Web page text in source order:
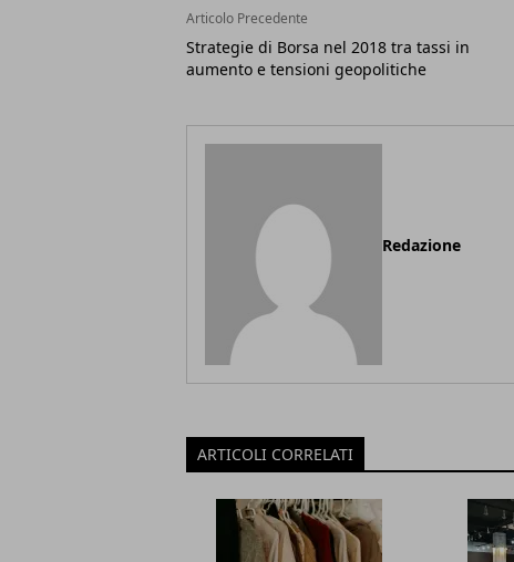
Articolo Precedente
Strategie di Borsa nel 2018 tra tassi in
aumento e tensioni geopolitiche
Redazione
ARTICOLI CORRELATI